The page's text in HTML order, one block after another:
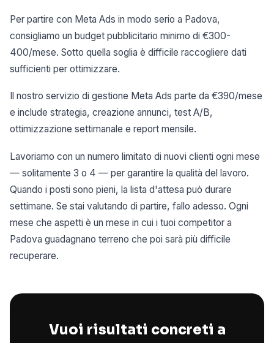
Per partire con Meta Ads in modo serio a Padova,
consigliamo un budget pubblicitario minimo di €300-
400/mese. Sotto quella soglia è difficile raccogliere dati
sufficienti per ottimizzare.
Il nostro servizio di gestione Meta Ads parte da €390/mese
e include strategia, creazione annunci, test A/B,
ottimizzazione settimanale e report mensile.
Lavoriamo con un numero limitato di nuovi clienti ogni mese
— solitamente 3 o 4 — per garantire la qualità del lavoro.
Quando i posti sono pieni, la lista d'attesa può durare
settimane. Se stai valutando di partire, fallo adesso. Ogni
mese che aspetti è un mese in cui i tuoi competitor a
Padova guadagnano terreno che poi sarà più difficile
recuperare.
Vuoi risultati concreti a